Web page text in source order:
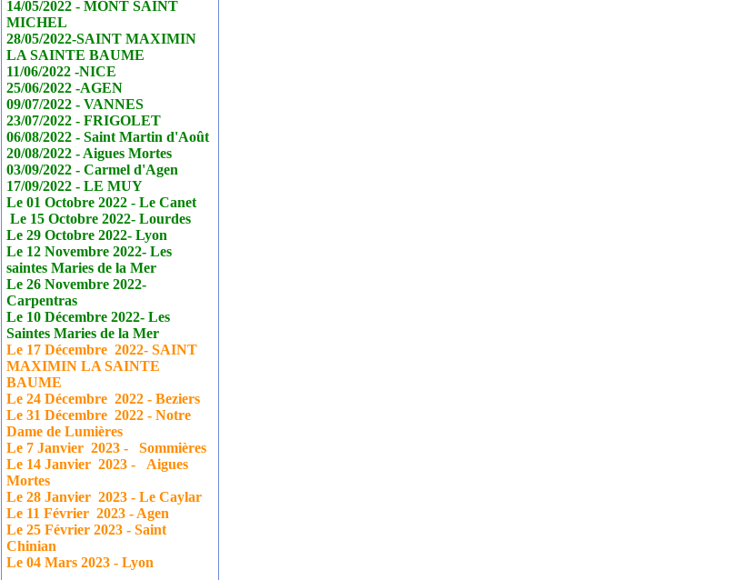
14/05/2022 - MONT SAINT
MICHEL
28/05/2022-SAINT MAXIMIN
LA SAINTE BAUME
11/06/2022 -NICE
25/06/2022 -AGEN
09/07/2022 - VANNES
23/07/2022 - FRIGOLET
06/08/2022 - Saint Martin d'Août
20/08/2022 - Aigues Mortes
03/09/2022 - Carmel d'Agen
17/09/2022 - LE MUY
Le 01 Octobre 2022 - LeCanet
Le 15 Octobre 2022- Lourdes
Le 29 Octobre 2022- Lyon
Le 12 Novembre 2022- Les
saintes Maries de la Mer
Le 26 Novembre 2022-
Carpentras
Le 10 Décembre 2022- Les
Saintes Maries de la Mer
Le 17Décembre 2022- SAINT
MAXIMIN LA SAINTE
BAUME
Le 24Décembre 2022 - Beziers
Le 31Décembre 2022 - Notre
Dame de Lumières
Le 7 Janvier 2023 - Sommières
Le 14 Janvier 2023 - Aigues
Mortes
Le 28 Janvier 2023 - Le Caylar
Le 11 Février 2023 - Agen
Le 25 Février 2023 - Saint
Chinian
Le 04 Mars 2023 - Lyon